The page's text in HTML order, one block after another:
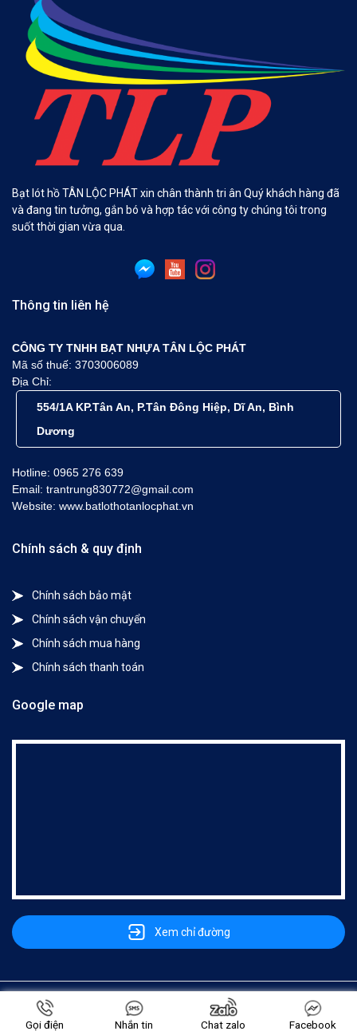
Bạt lót hồ TÂN LỘC PHÁT xin chân thành tri ân Quý khách hàng đã
và đang tin tưởng, gắn bó và hợp tác với công ty chúng tôi trong
suốt thời gian vừa qua.
Thông tin liên hệ
CÔNG TY TNHH BẠT NHỰA TÂN LỘC PHÁT
Mã số thuế: 3703006089
Địa Chỉ:
554/1A KP.Tân An, P.Tân Đông Hiệp, Dĩ An, Bình
Dương
Hotline: 0965 276 639
Email: trantrung830772@gmail.com
Website: www.batlothotanlocphat.vn
Chính sách & quy định
Chính sách bảo mật
Chính sách vận chuyển
Chính sách mua hàng
Chính sách thanh toán
Google map
Xem chỉ đường
Copyright © 2022 -Công ty TNHH Bạt Nhựa Tân Lộc Phát
. All rights reserved.
Design by i-web.vn
Gọi điện Nhắn tin Chat zalo Facebook